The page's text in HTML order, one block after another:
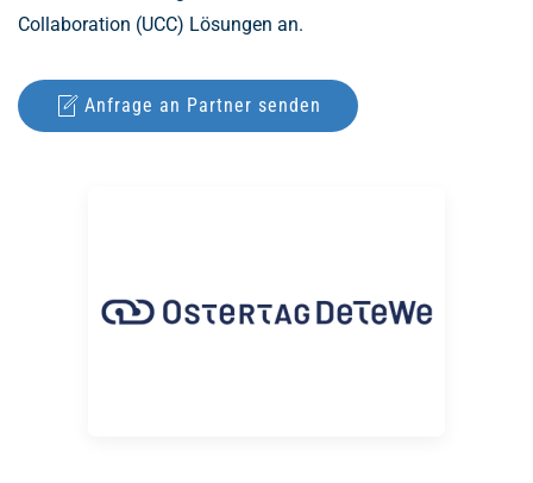
Collaboration (UCC) Lösungen an.
Anfrage an Partner senden